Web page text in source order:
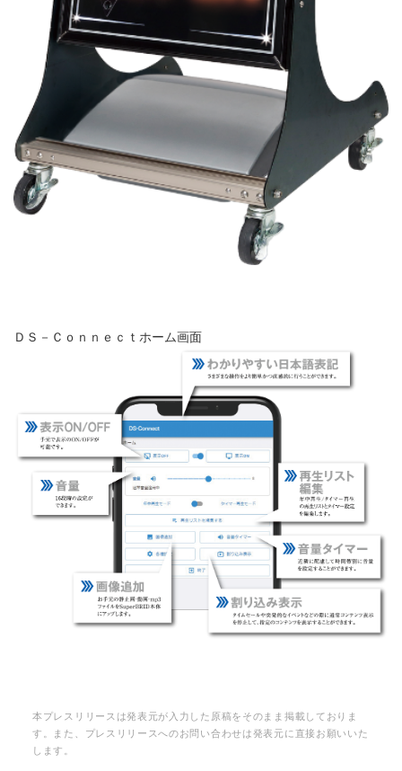
ＤＳ－Ｃｏｎｎｅｃｔホーム画面
本プレスリリースは発表元が入力した原稿をそのまま掲載しておりま
す。また、プレスリリースへのお問い合わせは発表元に直接お願いいた
します。